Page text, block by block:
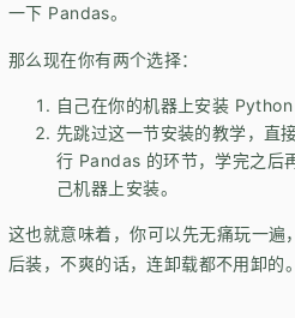
一下 Pandas。
那么现在你有两个选择：
自己在你的机器上安装
先跳过这一节安装的教学，直
行 Pandas 的环节，学完之后
己机器上安装。
这也就意味着，你可以先无痛玩一遍
后装，不爽的话，连卸载都不用卸的。